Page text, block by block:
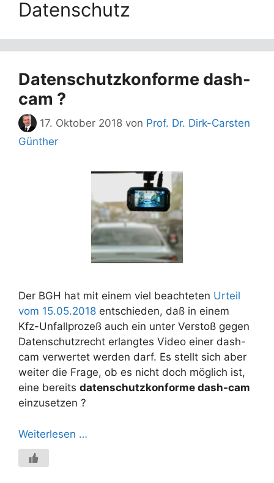
Datenschutz
Datenschutzkonforme dash-
cam ?
17. Oktober 2018 von Prof. Dr. Dirk-Carsten
Günther
Der BGH hat mit einem viel beachteten Urteil
vom 15.05.2018 entschieden, daß in einem
Kfz-Unfallprozeß auch ein unter Verstoß gegen
Datenschutzrecht erlangtes Video einer dash-
cam verwertet werden darf. Es stellt sich aber
weiter die Frage, ob es nicht doch möglich ist,
eine bereits datenschutzkonforme dash-cam
einzusetzen ?
Weiterlesen …